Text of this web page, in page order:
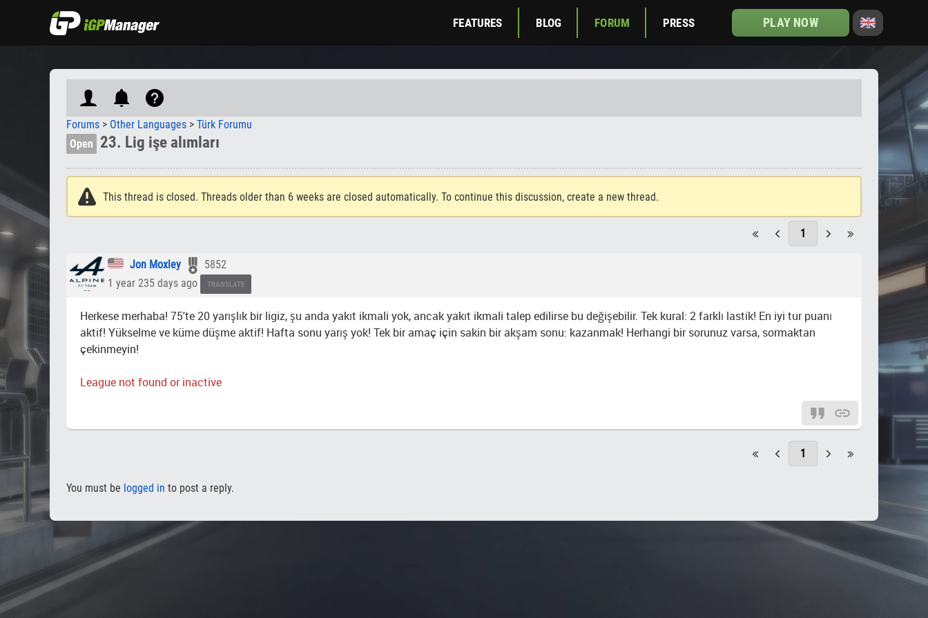
FEATURES BLOG FORUM PRESS PLAY NOW
Forums > Other Languages > Türk Forumu
Open
23. Lig işe alımları
This thread is closed. Threads older than 6 weeks are closed automatically. To continue this discussion, create a new thread.
1
Jon Moxley
5852
1 year 235 days ago
TRANSLATE
Herkese merhaba! 75'te 20 yarışlık bir ligiz, şu anda yakıt ikmali yok, ancak yakıt ikmali talep edilirse bu değişebilir. Tek kural: 2 farklı lastik! En iyi tur puanı
aktif! Yükselme ve küme düşme aktif! Hafta sonu yarış yok! Tek bir amaç için sakin bir akşam sonu: kazanmak! Herhangi bir sorunuz varsa, sormaktan
çekinmeyin!
League not found or inactive
1
You must be logged in to post a reply.